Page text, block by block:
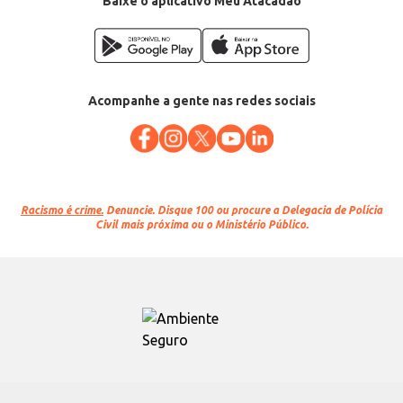
Acompanhe a gente nas redes sociais
Racismo é crime. Denuncie. Disque 100 ou procure a Delegacia de Polícia
Civil mais próxima ou o Ministério Público.